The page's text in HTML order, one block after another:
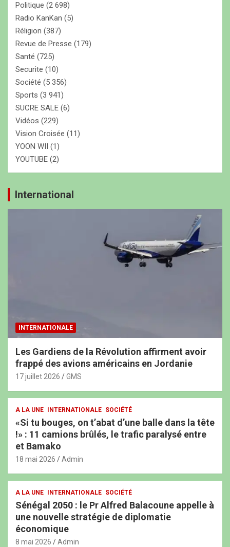
Politique (2 698)
Radio KanKan (5)
Réligion (387)
Revue de Presse (179)
Santé (725)
Securite (10)
Société (5 356)
Sports (3 941)
SUCRE SALE (6)
Vidéos (229)
Vision Croisée (11)
YOON WII
(1)
YOUTUBE (2)
International
INTERNATIONALE
Les Gardiens de la Révolution affirment avoir
frappé des avions américains en Jordanie
17 juillet 2026 GMS
A LA UNE INTERNATIONALE SOCIÉTÉ
«Si tu bouges, on t’abat d’une balle dans la tête
!» : 11 camions brûlés, le trafic paralysé entre
et Bamako
18 mai 2026 Admin
A LA UNE INTERNATIONALE SOCIÉTÉ
Sénégal 2050 : le Pr Alfred Balacoune appelle à
une nouvelle stratégie de diplomatie
économique
8 mai 2026 Admin